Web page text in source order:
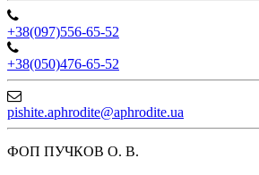
+38(097)556-65-52
+38(050)476-65-52
pishite.aphrodite@aphrodite.ua
ФОП ПУЧКОВ О. В.